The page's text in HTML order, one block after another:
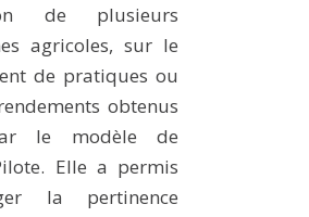
de plusieurs
agricoles, sur le
de pratiques ou
obtenus
le modèle de
Elle a permis
la pertinence